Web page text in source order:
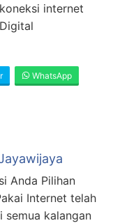
internet
WhatsApp
Anda Pilihan
Internet telah
semua kalangan